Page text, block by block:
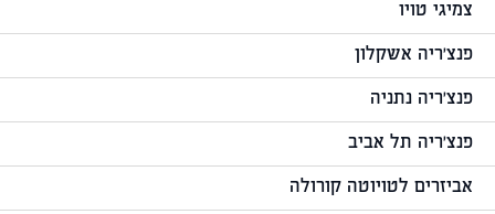
צמיגי טויו
פנצ'ריה אשקלון
פנצ'ריה נתניה
פנצ'ריה תל אביב
אביזרים לטויוטה קורולה